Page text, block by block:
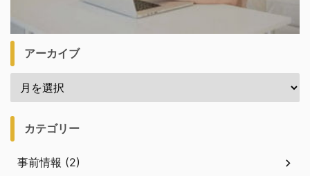
アーカイブ
カテゴリー
事前情報 (2)